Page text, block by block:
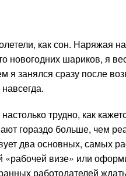
как сон. Наряжая
новогодних шариков, я
я занялся сразу после
трудно, как
гораздо больше, чем
два основных, самых
«рабочей визе» или
работодателей